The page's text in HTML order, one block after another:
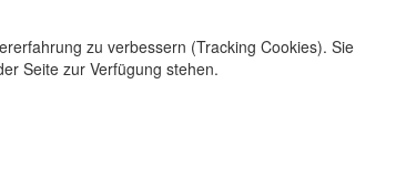
zu verbessern (Tracking Cookies). Sie
Seite zur Verfügung stehen.